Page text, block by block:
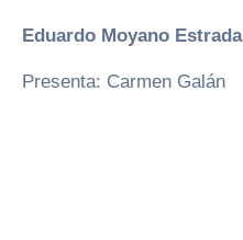
Eduardo Moyano Estrada
Presenta: Carmen Galán